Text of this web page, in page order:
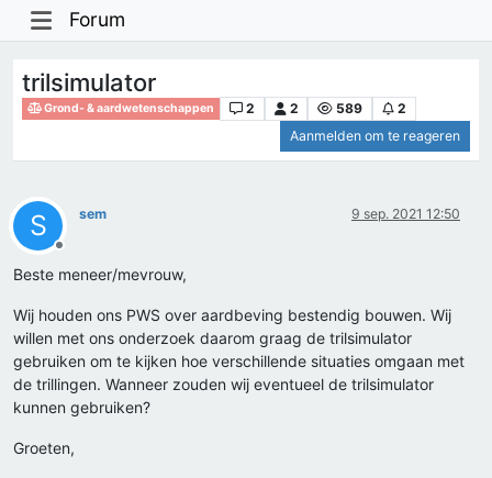
Forum
trilsimulator
Grond- & aardwetenschappen 2 2 589
2
Aanmelden om te reageren
S
Offline
sem 9 sep. 2021 12:50
Beste meneer/mevrouw,
Wij houden ons PWS over aardbeving bestendig bouwen. Wij
willen met ons onderzoek daarom graag de trilsimulator
gebruiken om te kijken hoe verschillende situaties omgaan met
de trillingen. Wanneer zouden wij eventueel de trilsimulator
kunnen gebruiken?
Groeten,